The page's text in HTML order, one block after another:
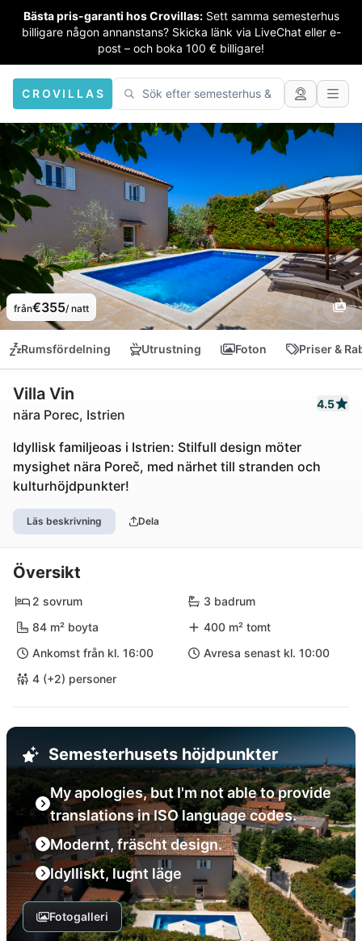
Bästa pris-garanti hos Crovillas: Sett samma semesterhus
billigare någon annanstans? Skicka länk via LiveChat eller e-
post – och boka 100 € billigare!
CROVILLAS
från€355/ natt
Rumsfördelning Utrustning Foton Priser &
Villa Vin
nära Porec, Istrien
4.5
Idyllisk familjeoas i Istrien: Stilfull design möter
mysighet nära Poreč, med närhet till stranden och
kulturhöjdpunkter!
Läs beskrivning Dela
Översikt
2 sovrum
3 badrum
84 m² boyta
400 m² tomt
Ankomst från kl. 16:00
Avresa senast kl. 10:00
4 (+2) personer
Semesterhusets höjdpunkter
My apologies, but I'm not able to provide
translations in ISO language codes.
Modernt, fräscht design.
Idylliskt, lugnt läge
Fotogalleri